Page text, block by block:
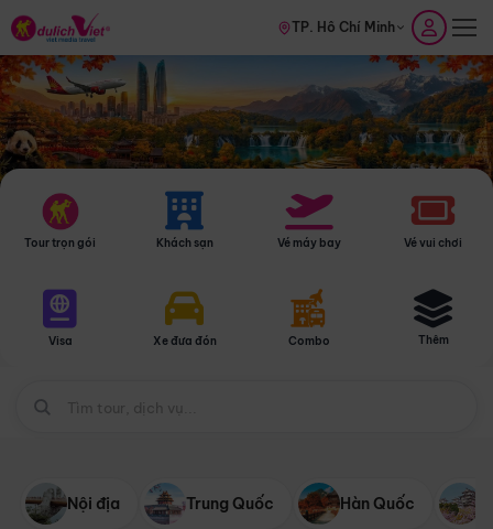
TP. Hồ Chí Minh
Tour trọn gói Khách sạn Vé máy bay Vé vui chơi
Visa Xe đưa đón Combo Thêm
Nội địa Trung Quốc Hàn Quốc